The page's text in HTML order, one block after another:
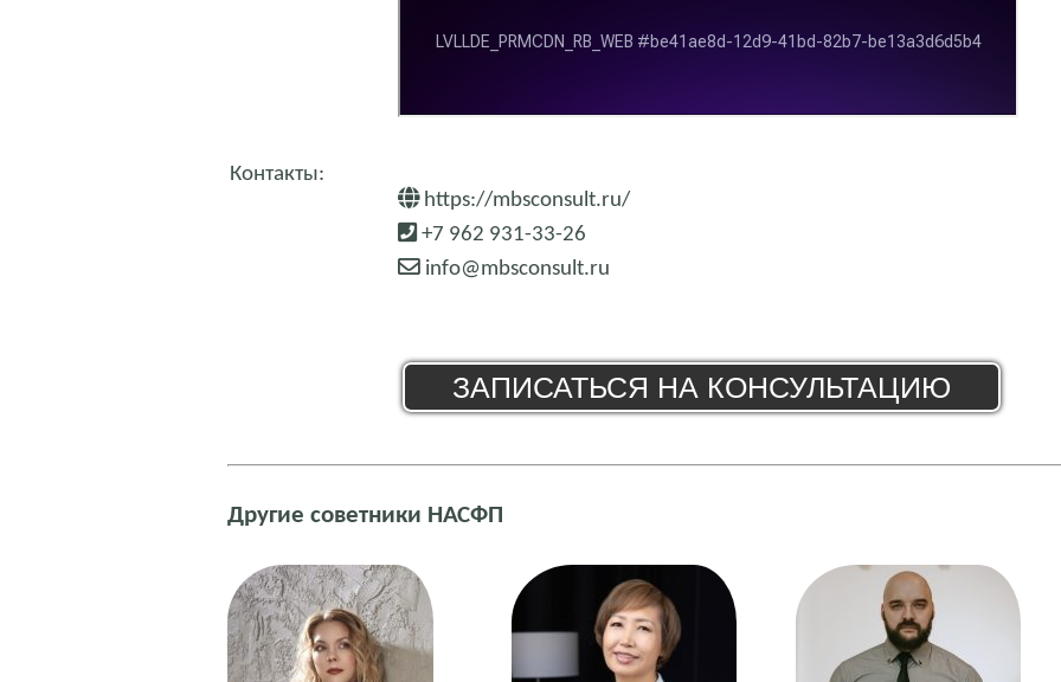
Контакты:
https://mbsconsult.ru/
+7 962 931-33-26
info@mbsconsult.ru
ЗАПИСАТЬСЯ НА КОНСУЛЬТАЦИЮ
Другие советники НАСФП